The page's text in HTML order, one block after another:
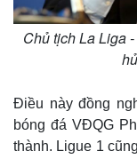
Chủ tịch La Liga
Điều này đồng
bóng đá VĐQG
thành. Ligue 1